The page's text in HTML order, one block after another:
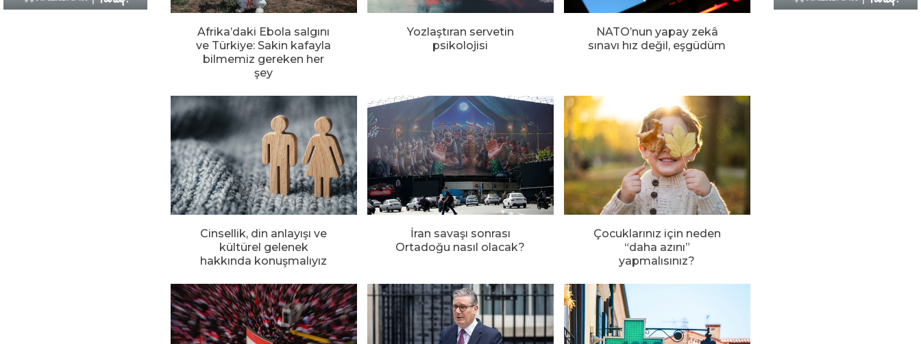
Afrika’daki Ebola salgını
ve Türkiye: Sakin kafayla
bilmemiz gereken her
şey
Yozlaştıran servetin
psikolojisi
NATO’nun yapay zekâ
sınavı hız değil, eşgüdüm
Cinsellik, din anlayışı ve
kültürel gelenek
hakkında konuşmalıyız
İran savaşı sonrası
Ortadoğu nasıl olacak?
Çocuklarınız için neden
“daha azını”
yapmalısınız?